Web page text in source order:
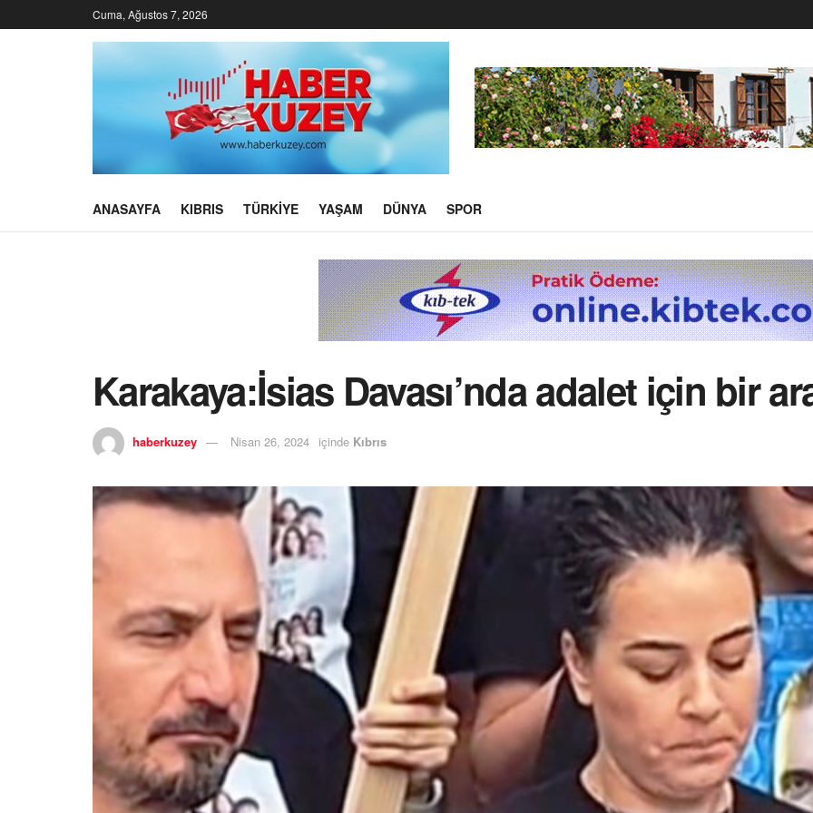
Cuma, Ağustos 7, 2026
ANASAYFA KIBRIS TÜRKIYE YAŞAM DÜNYA SPOR
Karakaya:İsias Davası’nda adalet için bir
haberkuzey Nisan 26, 2024 içinde Kıbrıs